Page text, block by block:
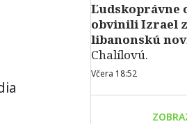
Ľudskoprávne
obvinili Izrael
libanonskú
Chalílovú.
Včera 18:52